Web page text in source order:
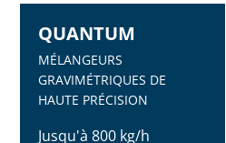
QUANTUM
MÉLANGEURS
GRAVIMÉTRIQUES DE
HAUTE PRÉCISION
Jusqu'à 800 kg/h